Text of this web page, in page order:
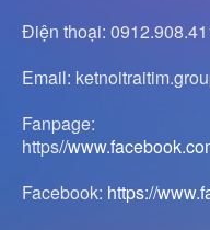
Điện thoại:
Email:
Fanpage:
https//
Facebook: https://